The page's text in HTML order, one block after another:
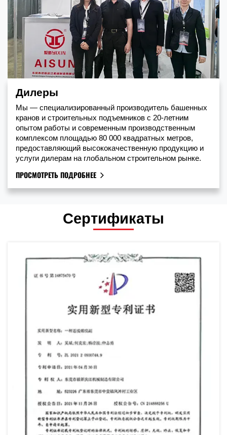
Дилеры
Мы — специализированный производитель башенных
кранов и строительных подъемников с 20-летним
опытом работы и современным производственным
комплексом площадью 80 000 квадратных метров,
предоставляющий высококачественную продукцию и
услуги дилерам на глобальном строительном рынке.
ПРОСМОТРЕТЬ ПОДРОБНЕЕ
Сертификаты